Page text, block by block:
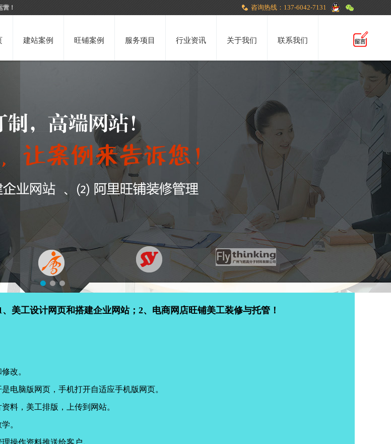
！ 咨询热线：137-6042-7131
建站案例 旺铺案例 服务项目 行业资讯 关于我们 联系我们
工设计网页和搭建企业网站；2、电商网店旺铺美工装修与托管！
改。
电脑版网页，手机打开自适应手机版网页。
料，美工排版，上传到网站。
。
操作资料推送给客户。